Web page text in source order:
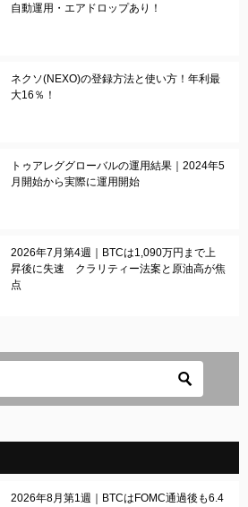
自動運用・エアドロップあり！
ネクソ(NEXO)の登録方法と使い方！年利最
大16％！
トゥアレググローバルの運用結果｜2024年5
月開始から実際に運用開始
2026年7月第4週｜BTCは1,090万円まで上
昇後に失速 クラリティー法案と原油高が焦
点
2026年8月第1週｜BTCはFOMC通過後も6.4